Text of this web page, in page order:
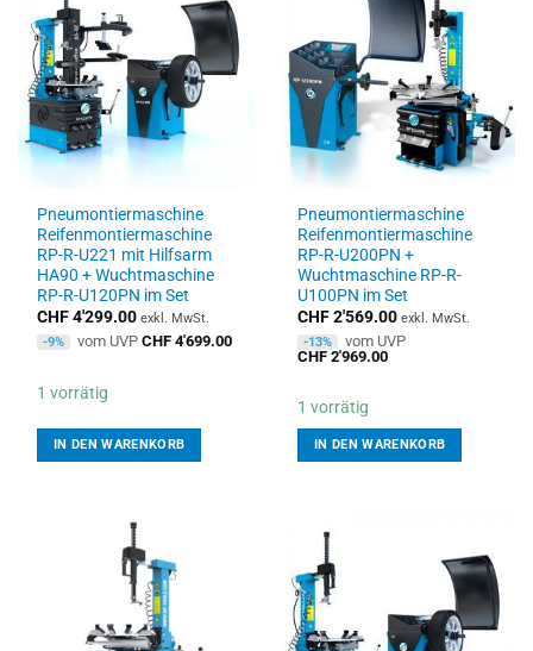
Pneumontiermaschine
Reifenmontiermaschine
RP-R-U221 mit Hilfsarm
HA90 + Wuchtmaschine
RP-R-U120PN im Set
CHF4'299.00 exkl. MwSt.
-9%
vom UVPCHF 4'699.00
1 vorrätig
IN DEN WARENKORB
Pneumontiermaschine
Reifenmontiermaschine
RP-R-U200PN +
Wuchtmaschine RP-R-
U100PN im Set
CHF2'569.00 exkl. MwSt.
-13%
vom UVP
CHF 2'969.00
1 vorrätig
IN DEN WARENKORB